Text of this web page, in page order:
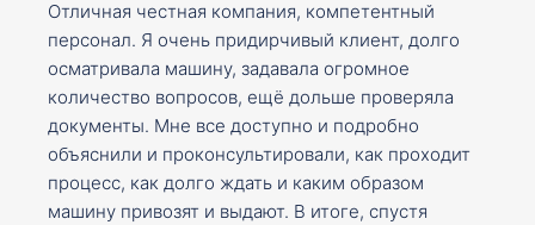
Отличная честная компания, компетентный
персонал. Я очень придирчивый клиент, долго
осматривала машину, задавала огромное
количество вопросов, ещё дольше проверяла
документы. Мне все доступно и подробно
объяснили и проконсультировали, как проходит
процесс, как долго ждать и каким образом
машину привозят и выдают. В итоге, спустя